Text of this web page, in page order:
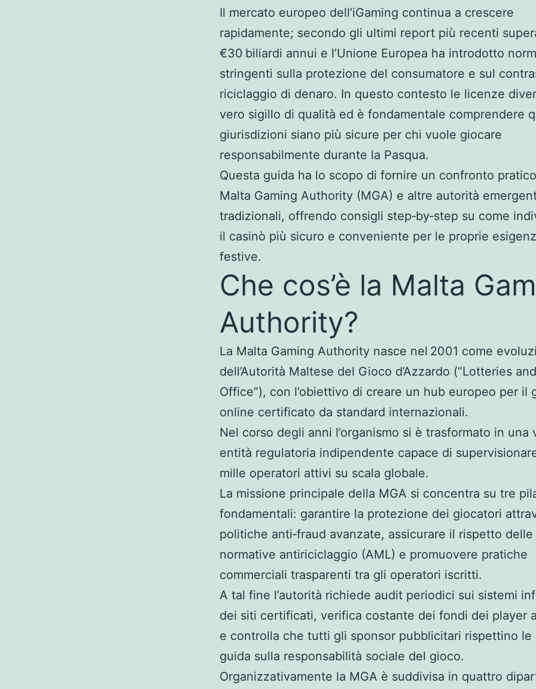
Il mercato europeo dell’iGaming continua a crescere
rapidamente; secondo gli ultimi report più recenti
€30 biliardi annui e l’Unione Europea ha introdotto
stringenti sulla protezione del consumatore e sul
riciclaggio di denaro. In questo contesto le licenze
vero sigillo di qualità ed è fondamentale comprendere
giurisdizioni siano più sicure per chi vuole giocare
responsabilmente durante la Pasqua.
Questa guida ha lo scopo di fornire un confronto
Malta Gaming Authority (MGA) e altre autorità
tradizionali, offrendo consigli step‑by‑step su come
il casinò più sicuro e conveniente per le proprie
festive.
Che cos’è la Malta
Authority?
La Malta Gaming Authority nasce nel 2001 come
dell’Autorità Maltese del Gioco d’Azzardo (“Lotteries
Office”), con l’obiettivo di creare un hub europeo per il
online certificato da standard internazionali.
Nel corso degli anni l’organismo si è trasformato in una
entità regulatoria indipendente capace di
mille operatori attivi su scala globale.
La missione principale della MGA si concentra su tre
fondamentali: garantire la protezione dei giocatori
politiche anti‑fraud avanzate, assicurare il rispetto delle
normative antiriciclaggio (AML) e promuovere pratiche
commerciali trasparenti tra gli operatori iscritti.
A tal fine l’autorità richiede audit periodici sui sistemi
dei siti certificati, verifica costante dei fondi dei player
e controlla che tutti gli sponsor pubblicitari rispettino le
guida sulla responsabilità sociale del gioco.
Organizzativamente la MGA è suddivisa in quattro